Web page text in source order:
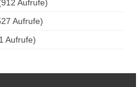
KLAF
Aufrufe)
Aufrufe)
Aufrufe)